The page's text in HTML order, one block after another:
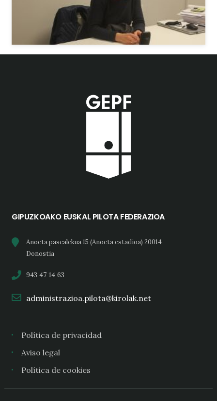
GIPUZKOAKO EUSKAL PILOTA FEDERAZIOA
Anoeta pasealekua 15 (Anoeta estadioa) 20014
Donostia
943 47 14 63
administrazioa.pilota@kirolak.net
Política de privacidad
Aviso legal
Política de cookies